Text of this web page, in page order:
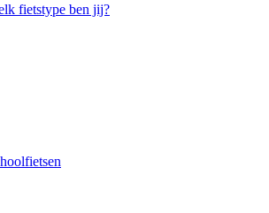
fietstype ben jij?